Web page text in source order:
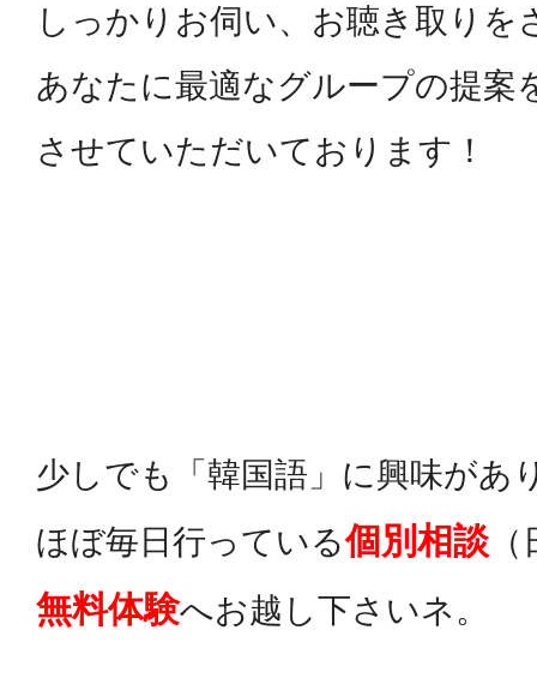
しっかりお伺い、お聴き取りを
あなたに最適なグループの提案
させていただいております！
少しでも「韓国語」に興味があ
ほぼ毎日行っている個別相談
無料体験へお越し下さいネ。